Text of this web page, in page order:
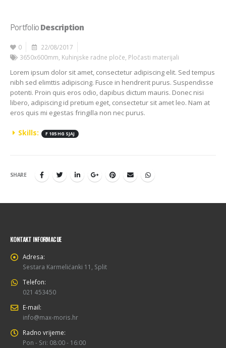
PortfolioDescription
0
22/08/2017
3650x600mm, Kuhinjske radne ploče, Pločasti materijali
Lorem ipsum dolor sit amet, consectetur adipiscing elit. Sed tempus
nibh sed elimttis adipiscing. Fusce in hendrerit purus. Suspendisse
potenti. Proin quis eros odio, dapibus dictum mauris. Donec nisi
libero, adipiscing id pretium eget, consectetur sit amet leo. Nam at
eros quis mi egestas fringilla non nec purus.
Skills: F 105 HG SJAJ
SHARE
KONTAKT INFORMACIJE
Adresa:
Sestara Karmelićanki 11, Split
Telefon:
021 453450
E-mail:
info@max-moris.hr
Radno vrijeme:
Pon - Sri: 08:00 - 16:00